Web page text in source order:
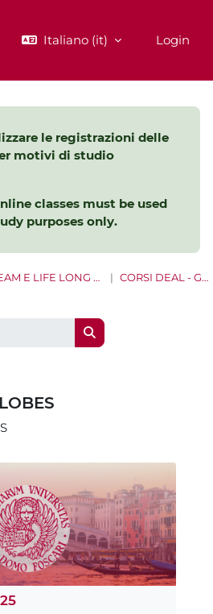
Italiano ‎(it)‎ Login
le registrazioni delle
motivi di studio
classes must be used
purposes only.
POST LAUREAM E LIFE LONG LEARNING CORSI DEAL - GLOBES
Cerca corsi